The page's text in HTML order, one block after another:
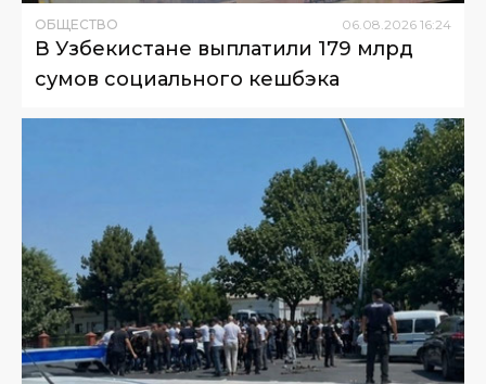
ОБЩЕСТВО 06.08.2026 16:24
В Узбекистане выплатили 179 млрд
сумов социального кешбэка